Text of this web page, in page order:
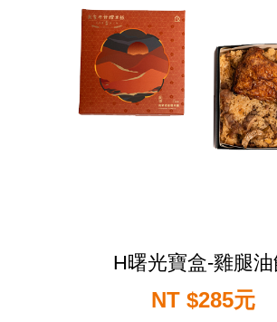
H曙光寶盒-雞腿油
NT $285元